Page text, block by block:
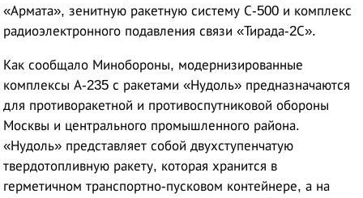
«Армата», зенитную ракетную систему С-500 и комплекс
радиоэлектронного подавления связи «Тирада-2С».
Как сообщало Минобороны, модернизированные
комплексы А-235 с ракетами «Нудоль» предназначаются
для противоракетной и противоспутниковой обороны
Москвы и центрального промышленного района.
«Нудоль» представляет собой двухступенчатую
твердотопливную ракету, которая хранится в
герметичном транспортно-пусковом контейнере, а на